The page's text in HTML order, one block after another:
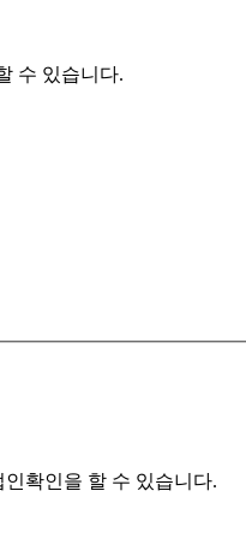
수 있습니다.
인확인을 할 수 있습니다.